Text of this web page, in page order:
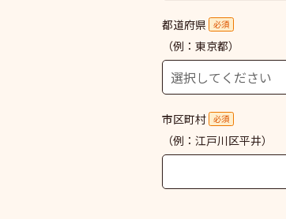
都道府県 必須
（例：東京都）
市区町村 必須
（例：江戸川区平井）